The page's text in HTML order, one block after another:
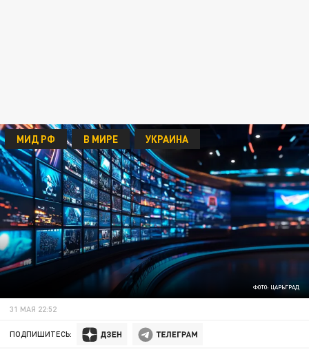
ФОТО: ЦАРЬГРАД
МИД РФ В МИРЕ УКРАИНА
31 МАЯ 22:52
ПОДПИШИТЕСЬ: